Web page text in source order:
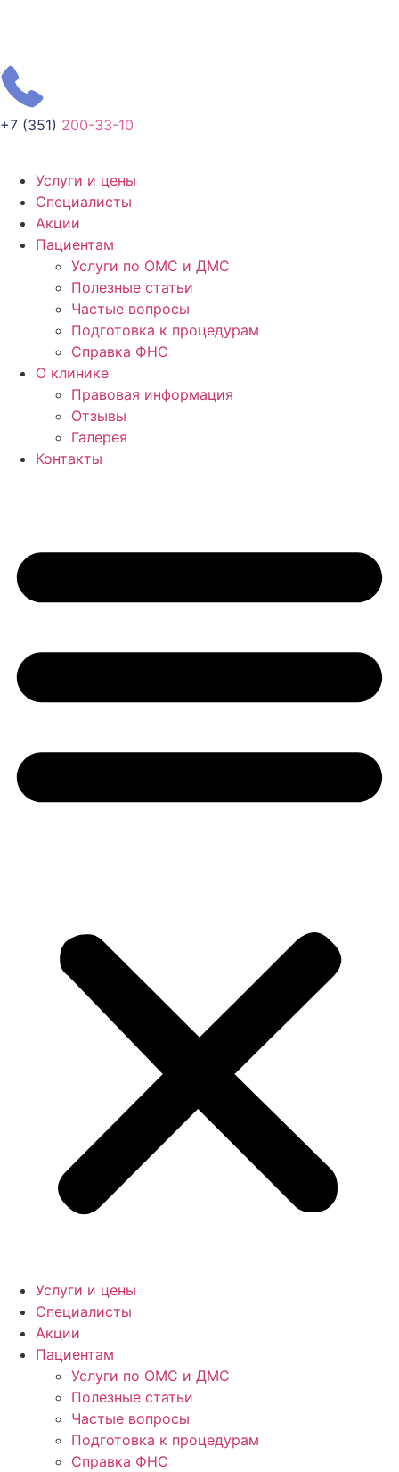
+7 (351) 200-33-10
Услуги и цены
Специалисты
Акции
Пациентам
Услуги по ОМС и ДМС
Полезные статьи
Частые вопросы
Подготовка к процедурам
Справка ФНС
О клинике
Правовая информация
Отзывы
Галерея
Контакты
Услуги и цены
Специалисты
Акции
Пациентам
Услуги по ОМС и ДМС
Полезные статьи
Частые вопросы
Подготовка к процедурам
Справка ФНС